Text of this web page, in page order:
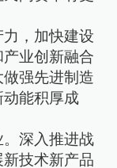
力，加快建设
业创新融合
强先进制造
能积厚成
深入推进战
技术新产品